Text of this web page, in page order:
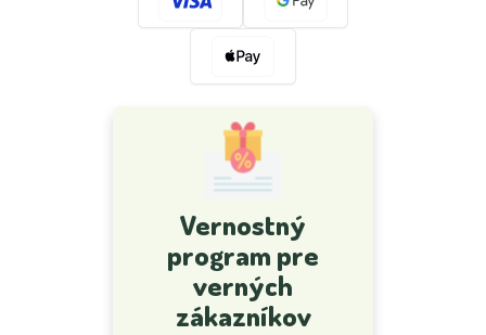
Vernostný
program pre
verných
zákazníkov